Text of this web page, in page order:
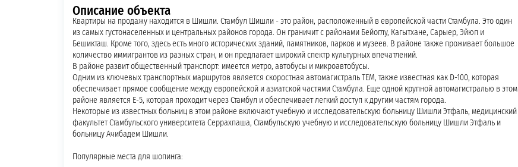
Описание объекта
Квартиры на продажу находится в Шишли. Стамбул Шишли - это район, расположенный в европейской части Стамбула. Это один
из самых густонаселенных и центральных районов города. Он граничит с районами Бейоглу, Кагытхане, Сарыер, Эйюп и
Бешикташ. Кроме того, здесь есть много исторических зданий, памятников, парков и музеев. В районе также проживает большое
количество иммигрантов из разных стран, и он предлагает широкий спектр культурных впечатлений.
В районе развит общественный транспорт: имеется метро, автобусы и микроавтобусы.
Одним из ключевых транспортных маршрутов является скоростная автомагистраль TEM, также известная как D-100, которая
обеспечивает прямое сообщение между европейской и азиатской частями Стамбула. Еще одной крупной автомагистралью в этом
районе является E-5, которая проходит через Стамбул и обеспечивает легкий доступ к другим частям города.
Некоторые из известных больниц в этом районе включают учебную и исследовательскую больницу Шишли Этфаль, медицинский
факультет Стамбульского университета Серрахпаша, Стамбульскую учебную и исследовательскую больницу Шишли Этфаль и
больницу Ачибадем Шишли.
Популярные места для шопинга: